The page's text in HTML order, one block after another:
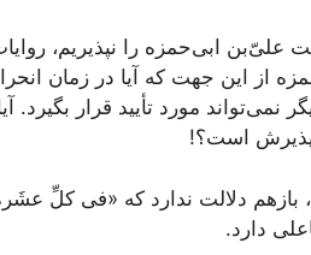
ابی‌حمزه را نپذیریم،
از این جهت که آیا در زمان
مورد تأیید قرار بگیرد.
پذیرش است؟!
بازهم دلالت ندارد که «فی کلِّ
دارد.